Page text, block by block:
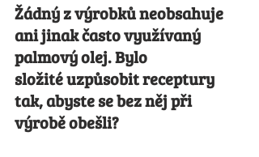
Žádný z výrobků neobsahuje
ani jinak často využívaný
palmový olej. Bylo
složité uzpůsobit receptury
tak, abyste se bez něj při
výrobě obešli?